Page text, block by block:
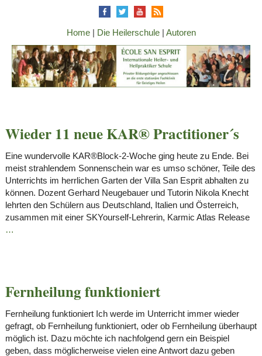
Home| Die Heilerschule| Autoren
Wieder 11 neue KAR® Practitioner´s
Eine wundervolle KAR®Block-2-Woche ging heute zu Ende. Bei
meist strahlendem Sonnenschein war es umso schöner, Teile des
Unterrichts im herrlichen Garten der Villa San Esprit abhalten zu
können. Dozent Gerhard Neugebauer und Tutorin Nikola Knecht
lehrten den Schülern aus Deutschland, Italien und Österreich,
zusammen mit einer SKYourself-Lehrerin, Karmic Atlas Release
…
Fernheilung funktioniert
Fernheilung funktioniert Ich werde im Unterricht immer wieder
gefragt, ob Fernheilung funktioniert, oder ob Fernheilung überhaupt
möglich ist. Dazu möchte ich nachfolgend gern ein Beispiel
geben, dass möglicherweise vielen eine Antwort dazu geben